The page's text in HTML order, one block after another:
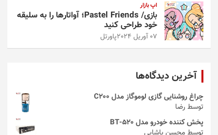
اپ بازار
بازی/ Pastel Friends؛ آواتارها را به سلیقه
خود طراحی کنید
07 آوریل 2024 پاورتل
آخرین دیدگاه‌ها
چراغ روشنایی گازی لوموگاز مدل C200
توسط رضا
پخش کننده خودرو مدل 520-BT
توسط محسن پاشایی